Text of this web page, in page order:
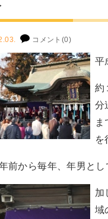
コメント(0)
平
約
分
を
前から毎年、年男とし
加
域